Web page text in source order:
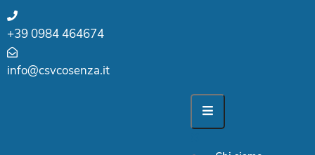
+39 0984 464674
info@csvcosenza.it